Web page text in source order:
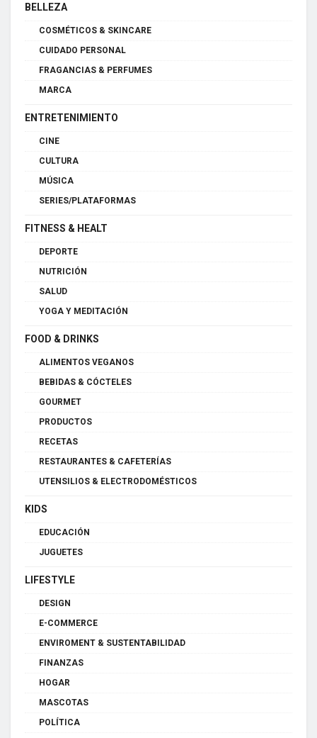
BELLEZA
COSMÉTICOS & SKINCARE
CUIDADO PERSONAL
FRAGANCIAS & PERFUMES
MARCA
ENTRETENIMIENTO
CINE
CULTURA
MÚSICA
SERIES/PLATAFORMAS
FITNESS & HEALT
DEPORTE
NUTRICIÓN
SALUD
YOGA Y MEDITACIÓN
FOOD & DRINKS
ALIMENTOS VEGANOS
BEBIDAS & CÓCTELES
GOURMET
PRODUCTOS
RECETAS
RESTAURANTES & CAFETERÍAS
UTENSILIOS & ELECTRODOMÉSTICOS
KIDS
EDUCACIÓN
JUGUETES
LIFESTYLE
DESIGN
E-COMMERCE
ENVIROMENT & SUSTENTABILIDAD
FINANZAS
HOGAR
MASCOTAS
POLÍTICA